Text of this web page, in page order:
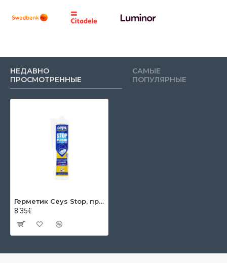
НЕДАВНО
ПРОСМОТРЕННЫЕ
САМЫЕ
ПОПУЛЯРНЫЕ
Герметик Ceys Stop, прозрачная, 280 мл
8.35€